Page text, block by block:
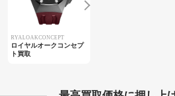
RYALOAKCONCEPT
ロイヤルオークコンセプ
ト買取